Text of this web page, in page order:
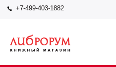
+7-499-403-1882